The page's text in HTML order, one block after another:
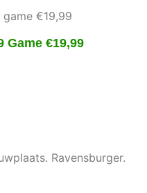
Game €19,99